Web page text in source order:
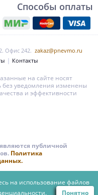
Способы оплаты
Офис 242. zakaz@pnevmo.ru
Контакты
на сайте носят
без уведомления изменены
и эффективности
публичной
Политика
на использование файлов
Понятно